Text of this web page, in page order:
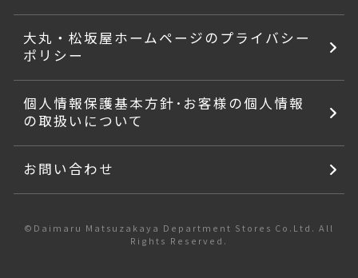
大丸・松坂屋ホームページのプライバシー
ポリシー
個人情報保護基本方針･お客様の個人情報
の取扱いについて
お問い合わせ
©Daimaru Matsuzakaya Department Stores Co.Ltd. All
Rights Reserved.